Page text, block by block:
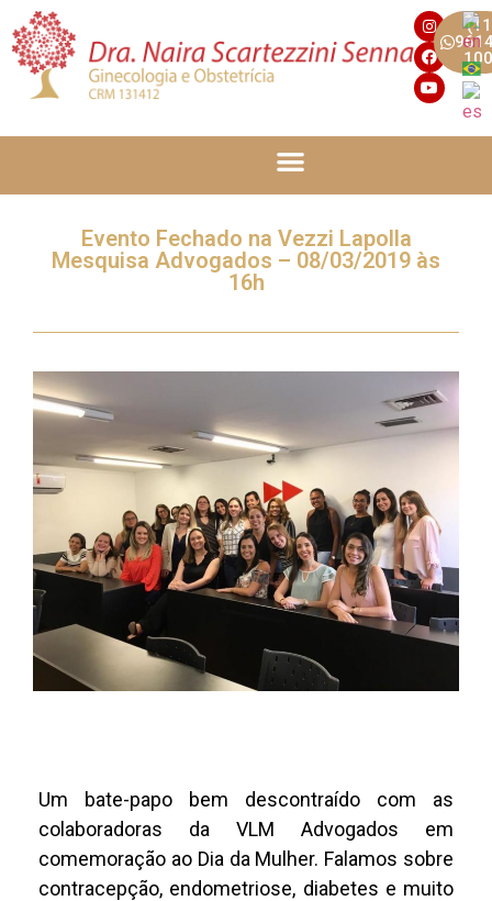
Evento Fechado na Vezzi Lapolla
Mesquisa Advogados – 08/03/2019 às
16h
Um bate-papo bem descontraído com as
colaboradoras da VLM Advogados em
comemoração ao Dia da Mulher. Falamos sobre
contracepção, endometriose, diabetes e muito